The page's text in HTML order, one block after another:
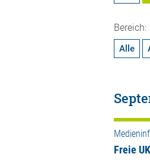
Bereich:
Alle
Freie